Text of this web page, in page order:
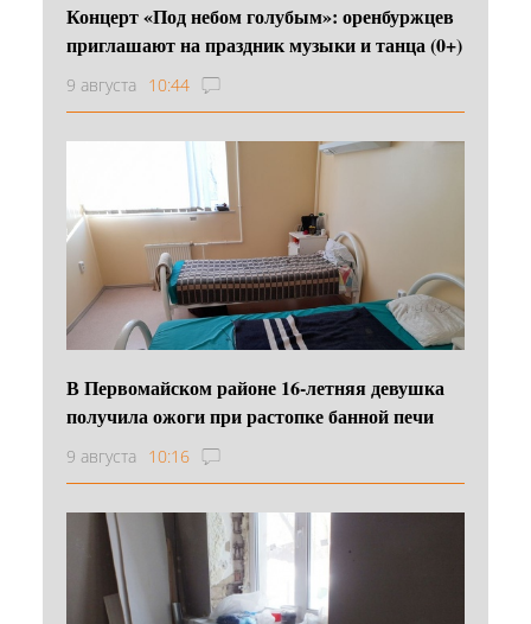
Концерт «Под небом голубым»: оренбуржцев
приглашают на праздник музыки и танца (0+)
9 августа 10:44
В Первомайском районе 16‑летняя девушка
получила ожоги при растопке банной печи
9 августа 10:16